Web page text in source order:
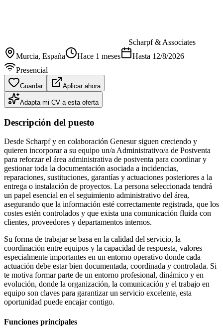
Scharpf & Associates
Murcia, España Hace 1 meses Hasta 12/8/2026
Presencial
Guardar Aplicar ahora
Adapta mi CV a esta oferta
Descripción del puesto
Desde Scharpf y en colaboración Genesur siguen creciendo y
quieren incorporar a su equipo un/a Administrativo/a de Postventa
para reforzar el área administrativa de postventa para coordinar y
gestionar toda la documentación asociada a incidencias,
reparaciones, sustituciones, garantías y actuaciones posteriores a la
entrega o instalación de proyectos. La persona seleccionada tendrá
un papel esencial en el seguimiento administrativo del área,
asegurando que la información esté correctamente registrada, que los
costes estén controlados y que exista una comunicación fluida con
clientes, proveedores y departamentos internos.
Su forma de trabajar se basa en la calidad del servicio, la
coordinación entre equipos y la capacidad de respuesta, valores
especialmente importantes en un entorno operativo donde cada
actuación debe estar bien documentada, coordinada y controlada. Si
te motiva formar parte de un entorno profesional, dinámico y en
evolución, donde la organización, la comunicación y el trabajo en
equipo son claves para garantizar un servicio excelente, esta
oportunidad puede encajar contigo.
Funciones principales